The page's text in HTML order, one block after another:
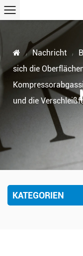
/ Nachricht /
sich die
und die
KATEGORIEN